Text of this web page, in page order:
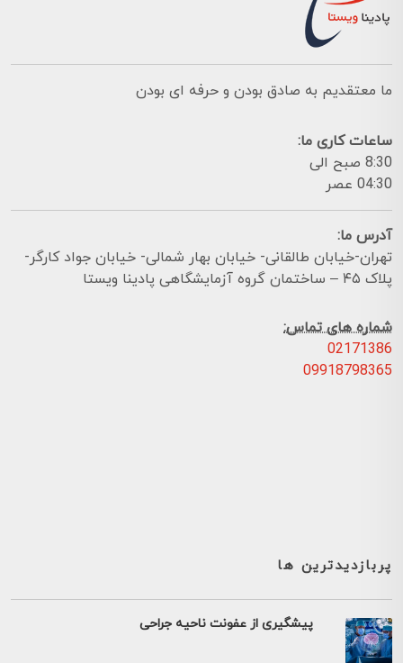
ما معتقدیم به صادق بودن و حرفه ای بودن
ساعات کاری ما:
8:30 صبح الی
04:30 عصر
آدرس ما:
تهران-خیابان طالقانی- خیابان بهار شمالی- خیابان جواد کارگر-
پلاک ۴۵ – ساختمان گروه آزمایشگاهی پادینا ویستا
شماره های تماس:
02171386
09918798365
پربازدیدترین ها
پیشگیری از عفونت ناحیه جراحی